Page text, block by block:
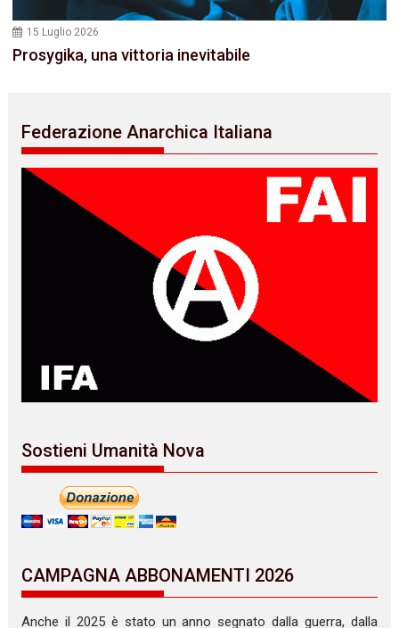
15 Luglio 2026
Prosygika, una vittoria inevitabile
Federazione Anarchica Italiana
Sostieni Umanità Nova
CAMPAGNA ABBONAMENTI 2026
Anche il 2025 è stato un anno segnato dalla guerra, dalla